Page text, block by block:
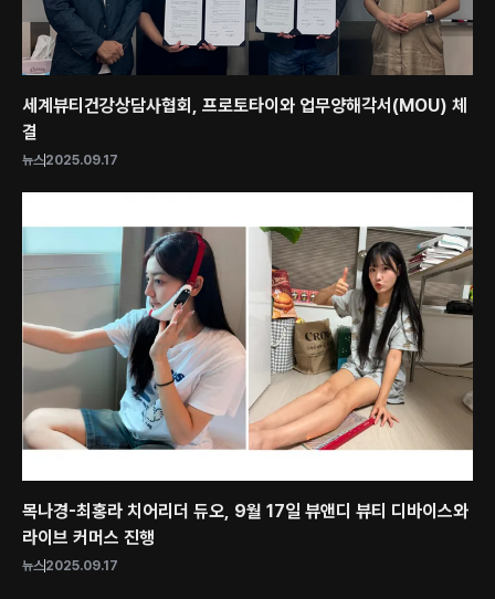
세계뷰티건강상담사협회, 프로토타이와 업무양해각서(MOU) 체
결
뉴스2025.09.17
목나경-최홍라 치어리더 듀오, 9월 17일 뷰앤디 뷰티 디바이스와
라이브 커머스 진행
뉴스2025.09.17